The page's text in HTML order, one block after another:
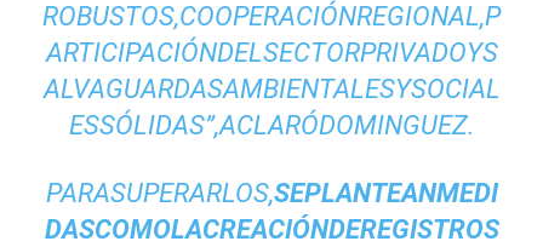
ROBUSTOS,COOPERACIÓNREGIONAL,P
ARTICIPACIÓNDELSECTORPRIVADOYS
ALVAGUARDASAMBIENTALESYSOCIAL
ESSÓLIDAS”,ACLARÓDOMINGUEZ.
PARASUPERARLOS,SEPLANTEANMEDI
DASCOMOLACREACIÓNDEREGISTROS